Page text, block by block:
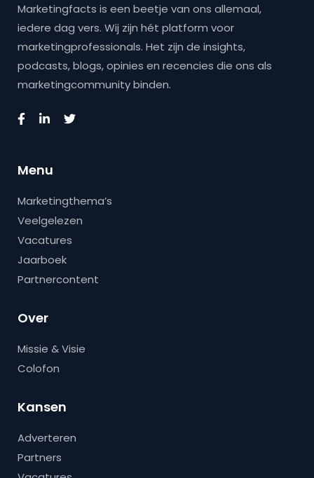
Marketingfacts is een beetje van ons allemaal,
iedere dag vers. Wij zijn hét platform voor
marketingprofessionals. Het zijn de insights,
podcasts, blogs, opinies en recencies die ons als
marketingcommunity binden.
Menu
Marketingthema’s
Veelgelezen
Vacatures
Jaarboek
Partnercontent
Over
Missie & Visie
Colofon
Kansen
Adverteren
Partners